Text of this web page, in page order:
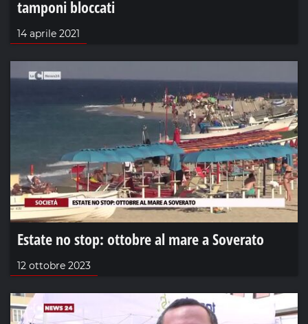
tamponi bloccati
14 aprile 2021
Estate no stop: ottobre al mare a Soverato
12 ottobre 2023